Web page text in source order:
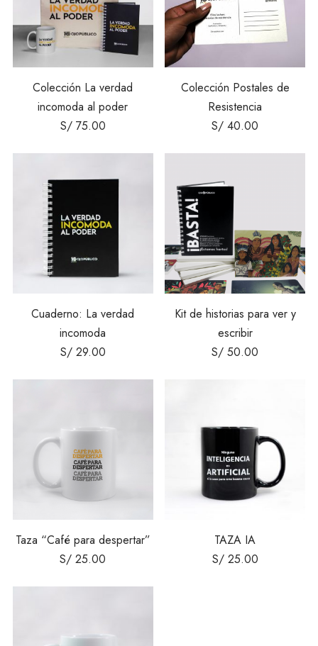
Colección La verdad
incomoda al poder
S/75.00
Colección Postales de
Resistencia
S/ 40.00
Cuaderno: La verdad
incomoda
S/29.00
Kit de historias para ver y
escribir
S/ 50.00
Taza “Café para despertar”
S/ 25.00
TAZA IA
S/25.00